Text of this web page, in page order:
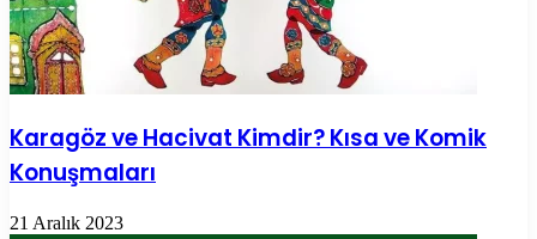
Karagöz ve Hacivat Kimdir? Kısa ve Komik
Konuşmaları
21 Aralık 2023